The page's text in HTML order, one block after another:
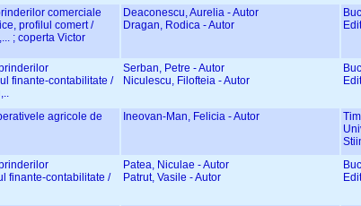
comerciale
profilul comert /
; coperta Victor
Deaconescu, Aurelia - Autor
Dragan, Rodica - Autor
finante-contabilitate /
Serban, Petre - Autor
Niculescu, Filofteia - Autor
agricole de
Ineovan-Man, Felicia - Autor
finante-contabilitate /
Patea, Niculae - Autor
Patrut, Vasile - Autor